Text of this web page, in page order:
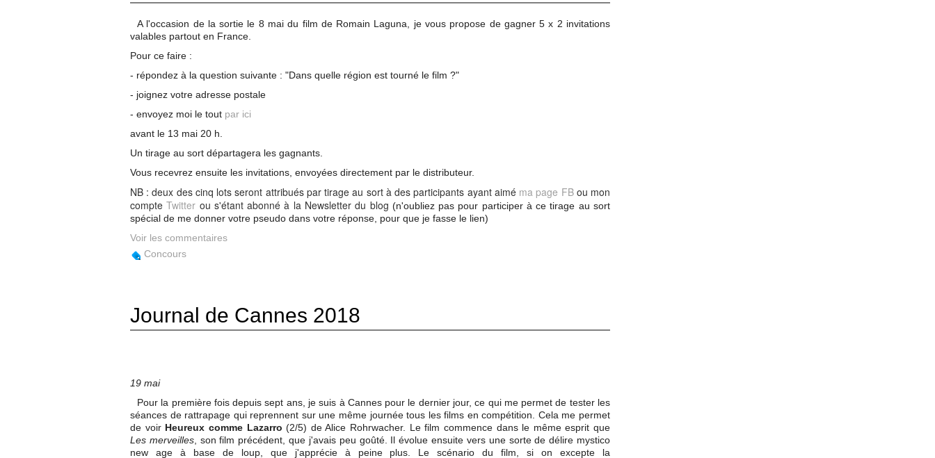
A l'occasion de la sortie le 8 mai du film de Romain Laguna, je vous propose de gagner 5x 2 invitations
valables partout en France.
Pour ce faire :
- répondez à la question suivante : "Dans quelle région est tourné le film ?"
- joignez votre adresse postale
- envoyez moi le tout par ici
avant le 13 mai 20 h.
Un tirage au sort départagera les gagnants.
Vous recevrez ensuite les invitations, envoyées directement par le distributeur.
NB : deux des cinq lots seront attribués par tirage au sort à des participants ayant aimé ma page FB ou mon
compte Twitter ou s'étant abonné à la Newsletter du blog (n'oubliez pas pour participer à ce tirage au sort
spécial de me donner votre pseudo dans votre réponse, pour que je fasse le lien)
Voir les commentaires
Concours
Journal de Cannes 2018
19 mai
Pour la première fois depuis sept ans, je suis à Cannes pour le dernier jour, ce qui me permet de tester les
séances de rattrapage qui reprennent sur une même journée tous les films en compétition. Cela me permet
de voir Heureux comme Lazarro (2/5) de Alice Rohrwacher. Le film commence dans le même esprit que
Les merveilles, son film précédent, que j'avais peu goûté. Il évolue ensuite vers une sorte de délire mystico
new age à base de loup, que j'apprécie à peine plus. Le scénario du film, si on excepte la